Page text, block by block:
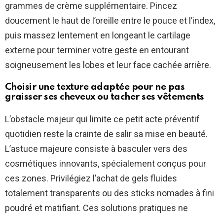
grammes de crème supplémentaire. Pincez
doucement le haut de l’oreille entre le pouce et l’index,
puis massez lentement en longeant le cartilage
externe pour terminer votre geste en entourant
soigneusement les lobes et leur face cachée arrière.
Choisir une texture adaptée pour ne pas
graisser ses cheveux ou tacher ses vêtements
L’obstacle majeur qui limite ce petit acte préventif
quotidien reste la crainte de salir sa mise en beauté.
L’astuce majeure consiste à basculer vers des
cosmétiques innovants, spécialement conçus pour
ces zones. Privilégiez l’achat de gels fluides
totalement transparents ou des sticks nomades à fini
poudré et matifiant. Ces solutions pratiques ne